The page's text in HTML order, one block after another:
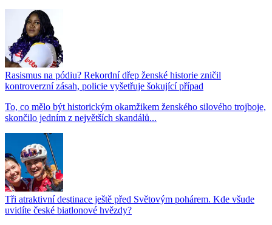
Rasismus na pódiu? Rekordní dřep ženské historie zničil
kontroverzní zásah, policie vyšetřuje šokující případ
To, co mělo být historickým okamžikem ženského silového trojboje,
skončilo jedním z největších skandálů...
Tři atraktivní destinace ještě před Světovým pohárem. Kde všude
uvidíte české biatlonové hvězdy?